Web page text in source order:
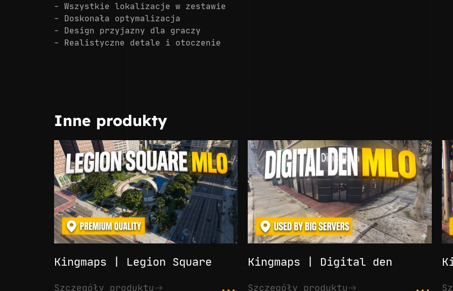
- Wszystkie lokalizacje w zestawie
- Doskonała optymalizacja
- Design przyjazny dla graczy
- Realistyczne detale i otoczenie
Inne produkty
Kingmaps | Legion Square
Szczegóły produktu ...
Kingmaps | Digital den
Szczegóły produktu ...